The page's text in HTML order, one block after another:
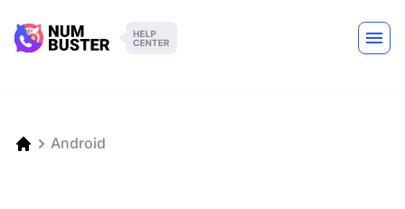
Android